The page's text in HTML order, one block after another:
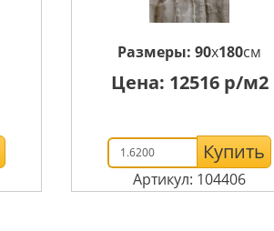
Размеры:90x180см
Цена: 12516р/м2
Купить
Артикул: 104406